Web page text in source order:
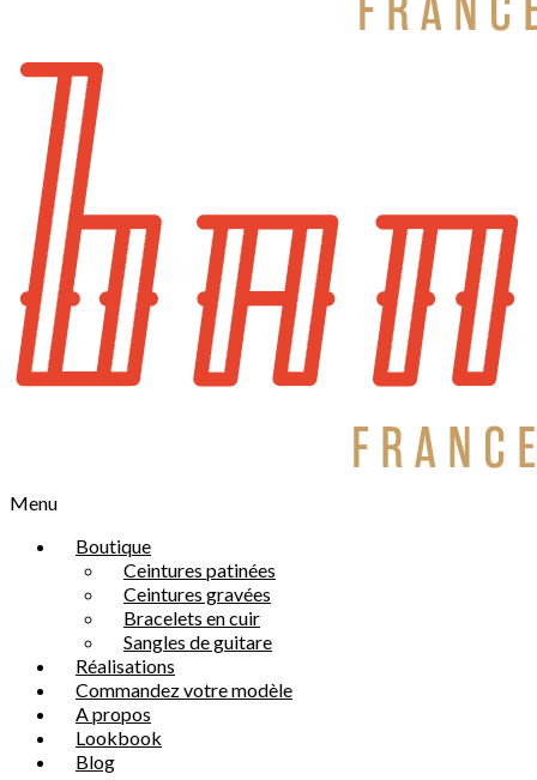
Menu
Boutique
Ceintures patinées
Ceintures gravées
Bracelets en cuir
Sangles de guitare
Réalisations
Commandez votre modèle
A propos
Lookbook
Blog